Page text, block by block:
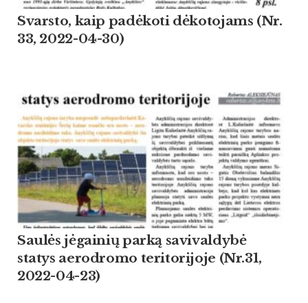
Svarsto, kaip padėkoti dėkotojams (Nr.
33, 2022-04-30)
Saulės jėgainių parką savivaldybė
statys aerodromo teritorijoje (Nr.31,
2022-04-23)